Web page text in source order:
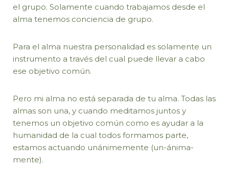
el grupo. Solamente cuando trabajamos desde el
alma tenemos conciencia de grupo.
Para el alma nuestra personalidad es solamente un
instrumento a través del cual puede llevar a cabo
ese objetivo común.
Pero mi alma no está separada de tu alma. Todas las
almas son una, y cuando meditamos juntos y
tenemos un objetivo común como es ayudar a la
humanidad de la cual todos formamos parte,
estamos actuando unánimemente (un-ánima-
mente).